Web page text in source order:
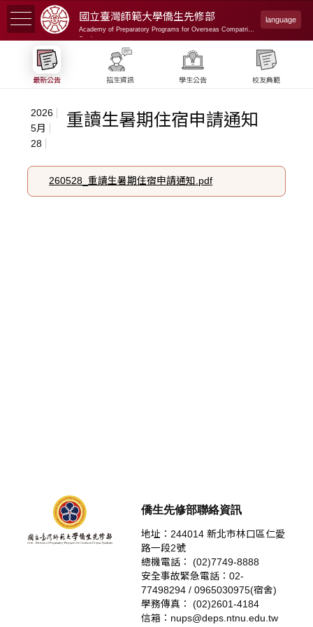
國立臺灣師範大學僑生先修部
Academy of Preparatory Programs for Overseas Compatriot
Students
language
最新公告 招生資訊 學生公告 校友典範
2026
5月
28
重讀生暑期住宿申請通知
260528_重讀生暑期住宿申請通知.pdf
僑生先修部聯絡資訊
地址：244014 新北市林口區仁愛
路一段2號
總機電話： (02)7749-8888
安全事故緊急電話：02-
77498294 / 0965030975(宿舍)
學務傳真： (02)2601-4184
信箱：nups@deps.ntnu.edu.tw